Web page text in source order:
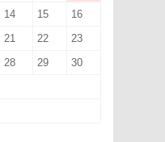
14 15
16
21 22
23
28 29
30